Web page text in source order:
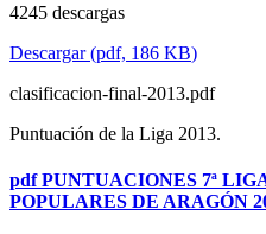
4245 descargas
Descargar(pdf, 186 KB)
clasificacion-final-2013.pdf
Puntuación de la Liga 2013.
pdf PUNTUACIONES 7ª
POPULARES DE ARAGÓN